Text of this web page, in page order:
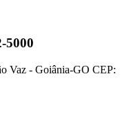
5000
Vaz - Goiânia-GO CEP: